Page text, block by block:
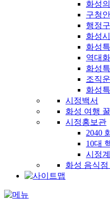
화성
구청
행정
화성
화성
역대
화성
조직
화성
시정백서
화성 여행
시정홍보관
2040
10대
시정
화성 음식점